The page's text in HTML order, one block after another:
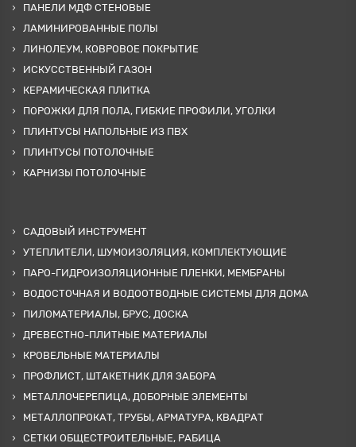
ПАНЕЛИ МДФ СТЕНОВЫЕ
ЛАМИНИРОВАННЫЕ ПОЛЫ
ЛИНОЛЕУМ, КОВРОВОЕ ПОКРЫТИЕ
ИСКУССТВЕННЫЙ ГАЗОН
КЕРАМИЧЕСКАЯ ПЛИТКА
ПОРОЖКИ ДЛЯ ПОЛА, ГИБКИЕ ПРОФИЛИ, УГОЛКИ
ПЛИНТУСЫ НАПОЛЬНЫЕ ИЗ ПВХ
ПЛИНТУСЫ ПОТОЛОЧНЫЕ
КАРНИЗЫ ПОТОЛОЧНЫЕ
САДОВЫЙ ИНСТРУМЕНТ
УТЕПЛИТЕЛИ, ШУМОИЗОЛЯЦИЯ, КОМПЛЕКТУЮЩИЕ
ПАРО-ГИДРОИЗОЛЯЦИОННЫЕ ПЛЕНКИ, МЕМБРАНЫ
ВОДОСТОЧНАЯ И ВОДООТВОДНЫЕ СИСТЕМЫ ДЛЯ ДОМА
ПИЛОМАТЕРИАЛЫ, БРУС, ДОСКА
ДРЕВЕСТНО-ПЛИТНЫЕ МАТЕРИАЛЫ
КРОВЕЛЬНЫЕ МАТЕРИАЛЫ
ПРОФЛИСТ, ШТАКЕТНИК ДЛЯ ЗАБОРА
МЕТАЛЛОЧЕРЕПИЦА, ДОБОРНЫЕ ЭЛЕМЕНТЫ
МЕТАЛЛОПРОКАТ, ТРУБЫ, АРМАТУРА, КВАДРАТ
СЕТКИ ОБЩЕСТРОИТЕЛЬНЫЕ, РАБИЦА